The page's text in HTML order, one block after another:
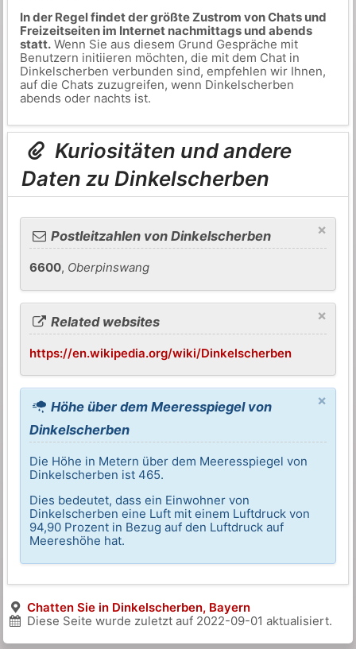
In der Regel findet der größte Zustrom von Chats und
Freizeitseiten im Internet nachmittags und abends
statt.Wenn Sie aus diesem Grund Gespräche mit
Benutzern initiieren möchten, die mit dem Chat in
Dinkelscherben verbunden sind, empfehlen wir Ihnen,
auf die Chats zuzugreifen, wenn Dinkelscherben
abends oder nachts ist.
Kuriositäten und andere
Daten zu Dinkelscherben
×
Postleitzahlen von Dinkelscherben
6600, Oberpinswang
×
Related websites
https://en.wikipedia.org/wiki/Dinkelscherben
×
Höhe über dem Meeresspiegel von
Dinkelscherben
Die Höhe in Metern über dem Meeresspiegel von
Dinkelscherben ist 465.
Dies bedeutet, dass ein Einwohner von
Dinkelscherben eine Luft mit einem Luftdruck von
94,90 Prozent in Bezug auf den Luftdruck auf
Meereshöhe hat.
Chatten Sie in Dinkelscherben, Bayern
Diese Seite wurde zuletzt auf 2022-09-01 aktualisiert.